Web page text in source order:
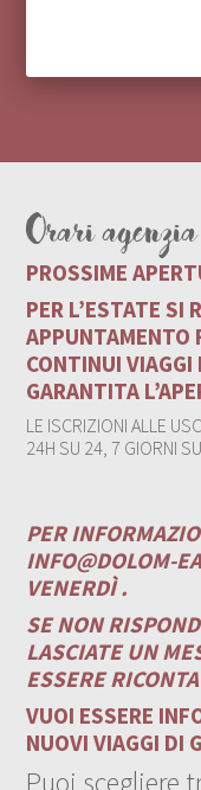
Orari agenzia
PROSSIME
PER L’ESTATE SI
APPUNTAMENTO
CONTINUI VIAGGI
GARANTITA
LE ISCRIZIONI ALLE
24H SU 24, 7 GIORNI
PER
INFO@DOLOM-
VENERDÌ .
SE NON
LASCIATE UN
ESSERE
VUOI ESSERE
NUOVI VIAGGI DI
Puoi scegliere